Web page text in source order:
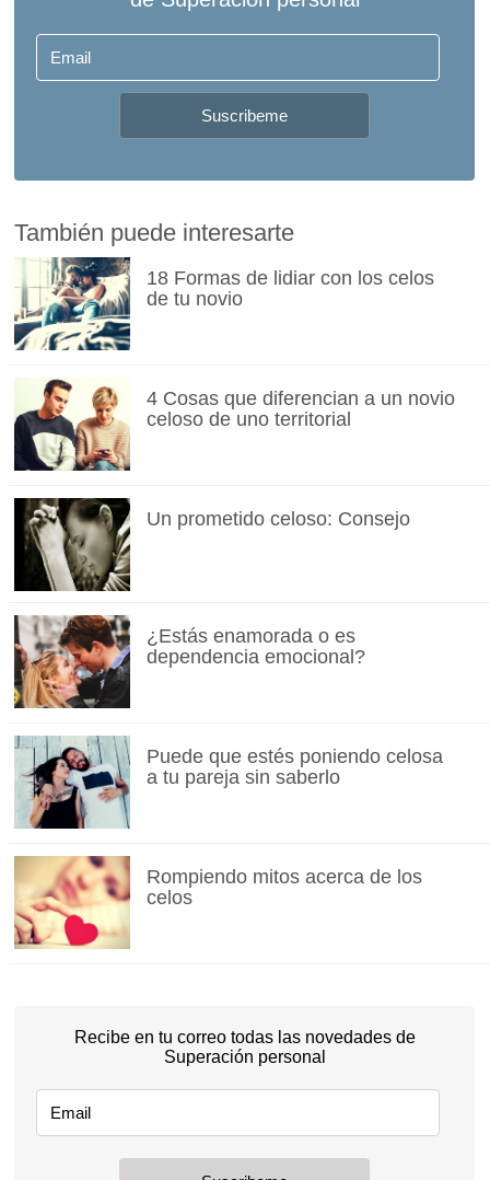
También puede interesarte
18 Formas de lidiar con los celos
de tu novio
4 Cosas que diferencian a un novio
celoso de uno territorial
Un prometido celoso: Consejo
¿Estás enamorada o es
dependencia emocional?
Puede que estés poniendo celosa
a tu pareja sin saberlo
Rompiendo mitos acerca de los
celos